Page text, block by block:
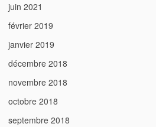
juin 2021
février 2019
janvier 2019
décembre 2018
novembre 2018
octobre 2018
septembre 2018